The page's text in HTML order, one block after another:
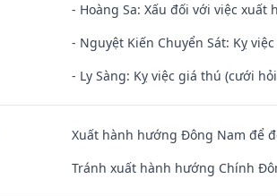
- Hoàng Sa: Xấu đối với việc xuất
- Nguyệt Kiến Chuyển Sát: Kỵ
- Ly Sàng: Kỵ việc giá thú (cưới
Xuất hành hướng Đông Nam để
Tránh xuất hành hướng Chính